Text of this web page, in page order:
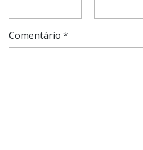
Comentário *